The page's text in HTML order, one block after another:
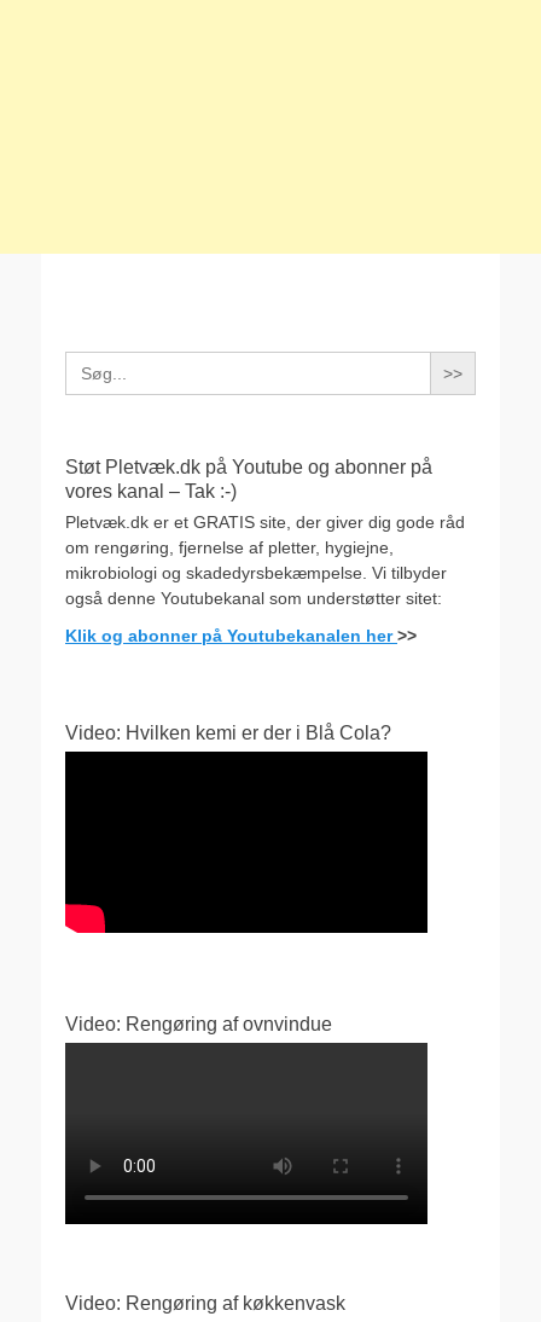
Search
for:
Støt Pletvæk.dk på Youtube og abonner på
vores kanal – Tak :-)
Pletvæk.dk er et GRATIS site, der giver dig gode råd
om rengøring, fjernelse af pletter, hygiejne,
mikrobiologi og skadedyrsbekæmpelse. Vi tilbyder
også denne Youtubekanal som understøtter sitet:
Klik og abonner på Youtubekanalen her>>
Video: Hvilken kemi er der i Blå Cola?
Video: Rengøring af ovnvindue
Video: Rengøring af køkkenvask